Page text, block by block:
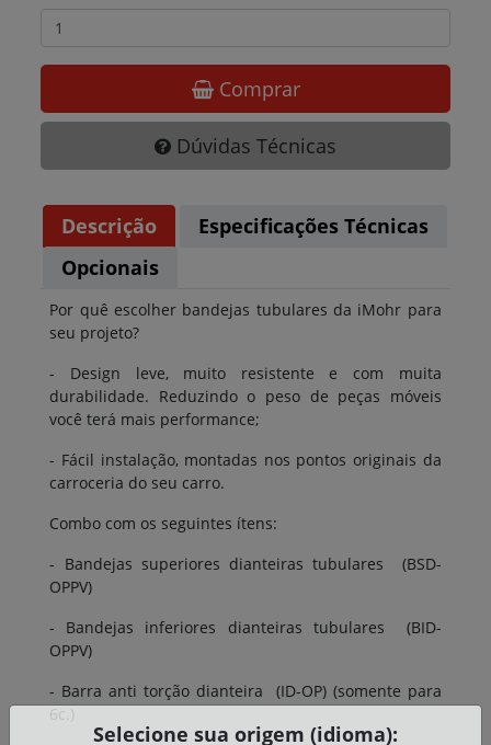
Comprar
Dúvidas Técnicas
Descrição
Especificações Técnicas
Opcionais
Por quê escolher bandejas tubulares da iMohr para
seu projeto?
- Design leve, muito resistente e com muita
durabilidade. Reduzindo o peso de peças móveis
você terá mais performance;
- Fácil instalação, montadas nos pontos originais da
carroceria do seu carro.
Combo com os seguintes ítens:
- Bandejas superiores dianteiras tubulares (BSD-
OPPV)
- Bandejas inferiores dianteiras tubulares (BID-
OPPV)
- Barra anti torção dianteira (ID-OP) (somente para
6c.)
Selecione sua origem (idioma):